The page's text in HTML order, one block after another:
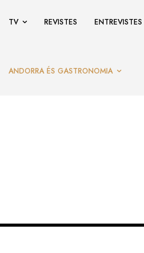
TV REVISTES ENTREVISTES
ANDORRA ÉS GASTRONOMIA